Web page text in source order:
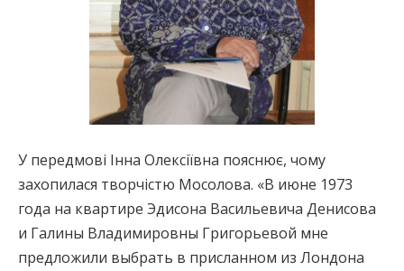
У передмові Інна Олексіївна пояснює, чому
захопилася творчістю Мосолова. «В июне 1973
года на квартире Эдисона Васильевича Денисова
и Галины Владимировны Григорьевой мне
предложили выбрать в присланном из Лондона